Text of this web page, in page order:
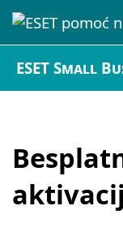
ESET Small